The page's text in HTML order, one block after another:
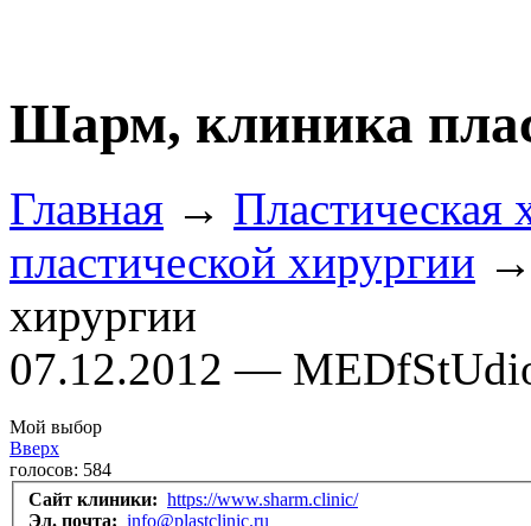
Шарм, клиника
Главная → Пластическая
пластической хирургии →
хирургии
07.12.2012 —
Мой выбор
Вверх
голосов: 584
Сайт клиники: https://www.sharm.clinic/
Эл. почта: info@plastclinic.ru